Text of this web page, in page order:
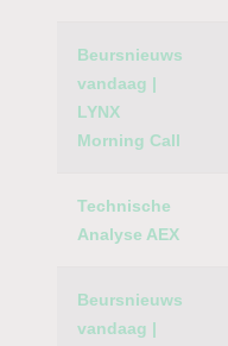
Beursnieuws
vandaag |
LYNX
Morning Call
Technische
Analyse AEX
Beursnieuws
vandaag |